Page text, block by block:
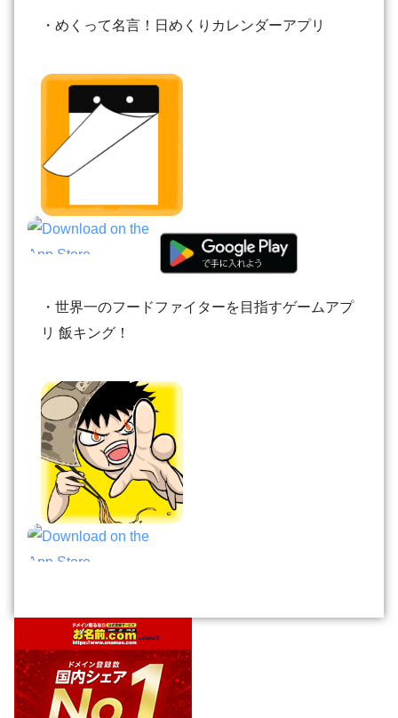
・めくって名言！日めくりカレンダーアプリ
・世界一のフードファイターを目指すゲームアプ
リ 飯キング！